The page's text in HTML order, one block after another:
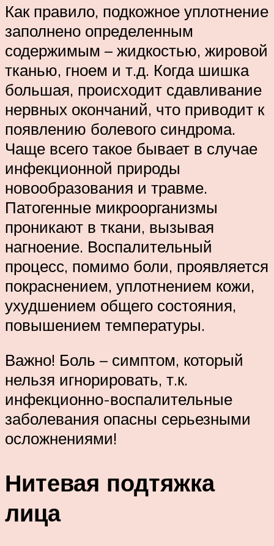
Как правило, подкожное уплотнение
заполнено определенным
содержимым – жидкостью, жировой
тканью, гноем и т.д. Когда шишка
большая, происходит сдавливание
нервных окончаний, что приводит к
появлению болевого синдрома.
Чаще всего такое бывает в случае
инфекционной природы
новообразования и травме.
Патогенные микроорганизмы
проникают в ткани, вызывая
нагноение. Воспалительный
процесс, помимо боли, проявляется
покраснением, уплотнением кожи,
ухудшением общего состояния,
повышением температуры.
Важно! Боль – симптом, который
нельзя игнорировать, т.к.
инфекционно-воспалительные
заболевания опасны серьезными
осложнениями!
Нитевая подтяжка
лица